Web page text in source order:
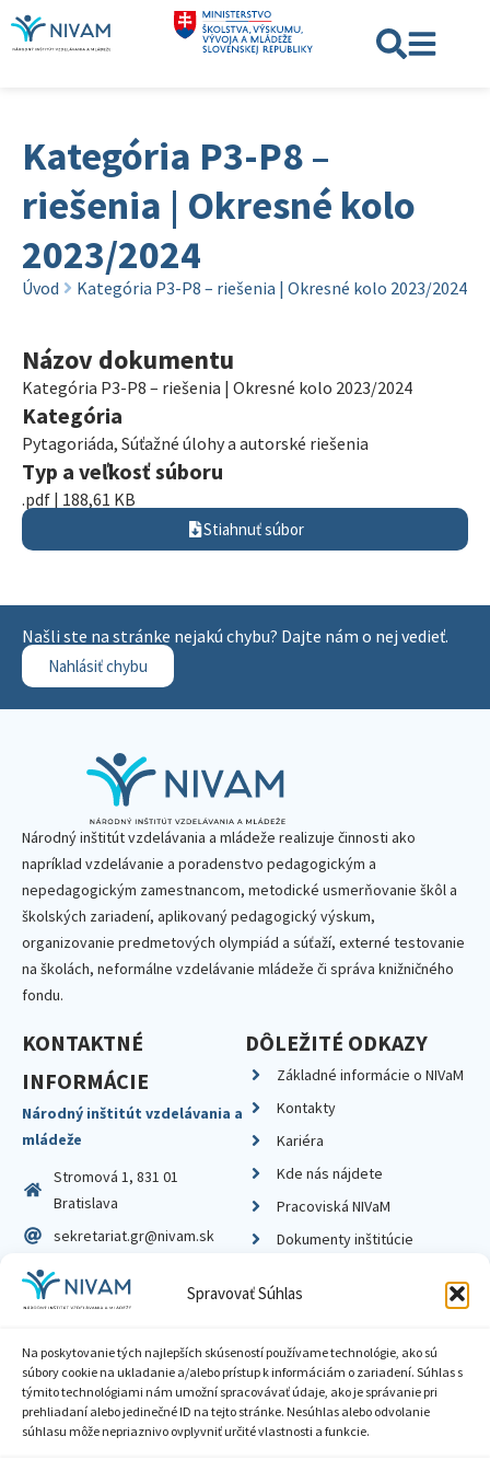
Spravovať Súhlas
Na poskytovanie tých najlepších skúseností používame technológie, ako sú
súbory cookie na ukladanie a/alebo prístup k informáciám o zariadení. Súhlas s
týmito technológiami nám umožní spracovávať údaje, ako je správanie pri
prehliadaní alebo jedinečné ID na tejto stránke. Nesúhlas alebo odvolanie
súhlasu môže nepriaznivo ovplyvniť určité vlastnosti a funkcie.
Kategória P3-P8 –
riešenia | Okresné kolo
2023/2024
Úvod Kategória P3-P8 – riešenia | Okresné kolo 2023/2024
Názov dokumentu
Kategória P3-P8 – riešenia | Okresné kolo 2023/2024
Kategória
Pytagoriáda, Súťažné úlohy a autorské riešenia
Typ a veľkosť súboru
.pdf | 188,61 KB
Stiahnuť súbor
Našli ste na stránke nejakú chybu? Dajte nám o nej vedieť.
Nahlásiť chybu
Národný inštitút vzdelávania a mládeže realizuje činnosti ako
napríklad vzdelávanie a poradenstvo pedagogickým a
nepedagogickým zamestnancom, metodické usmerňovanie škôl a
školských zariadení, aplikovaný pedagogický výskum,
organizovanie predmetových olympiád a súťaží, externé testovanie
na školách, neformálne vzdelávanie mládeže či správa knižničného
fondu.
KONTAKTNÉ
INFORMÁCIE
Národný inštitút vzdelávania a
mládeže
Stromová 1, 831 01
Bratislava
sekretariat.gr@nivam.sk
IČO: 00164348
DIČ: 2020798714
DÔLEŽITÉ ODKAZY
Základné informácie o NIVaM
Kontakty
Kariéra
Kde nás nájdete
Pracoviská NIVaM
Dokumenty inštitúcie
Zásady ochrany súkromia